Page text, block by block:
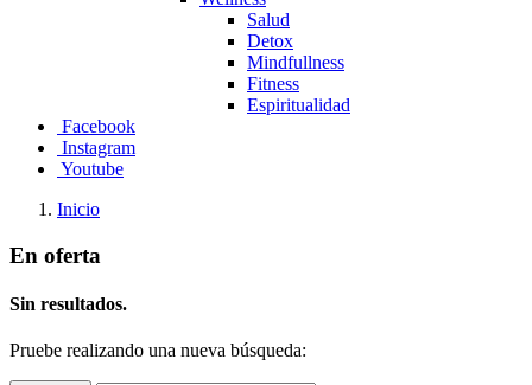
Salud
Detox
Mindfullness
Fitness
Espiritualidad
Facebook
Instagram
Youtube
Inicio
En oferta
Sin resultados.
Pruebe realizando una nueva búsqueda: